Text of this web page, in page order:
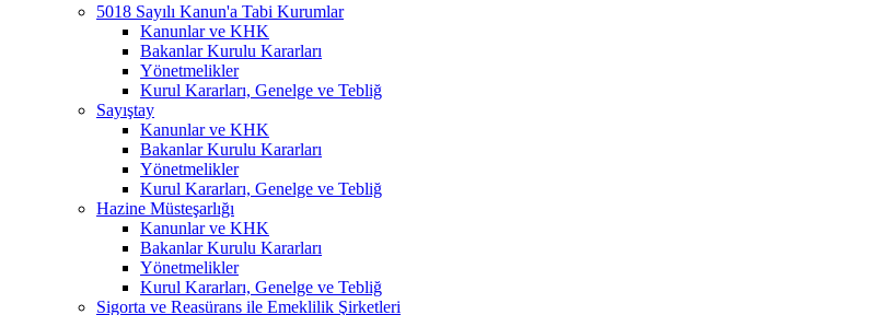
5018 Sayılı Kanun'a Tabi Kurumlar
Kanunlar ve KHK
Bakanlar Kurulu Kararları
Yönetmelikler
Kurul Kararları, Genelge ve Tebliğ
Sayıştay
Kanunlar ve KHK
Bakanlar Kurulu Kararları
Yönetmelikler
Kurul Kararları, Genelge ve Tebliğ
Hazine Müsteşarlığı
Kanunlar ve KHK
Bakanlar Kurulu Kararları
Yönetmelikler
Kurul Kararları, Genelge ve Tebliğ
Sigorta ve Reasürans ile Emeklilik Şirketleri